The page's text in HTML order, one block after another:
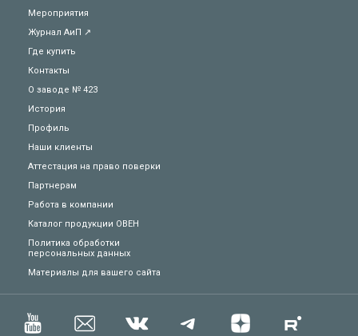
Мероприятия
Журнал АиП ↗
Где купить
Контакты
О заводе № 423
История
Профиль
Наши клиенты
Аттестация на право поверки
Партнерам
Работа в компании
Каталог продукции ОВЕН
Политика обработки
персональных данных
Материалы для вашего сайта